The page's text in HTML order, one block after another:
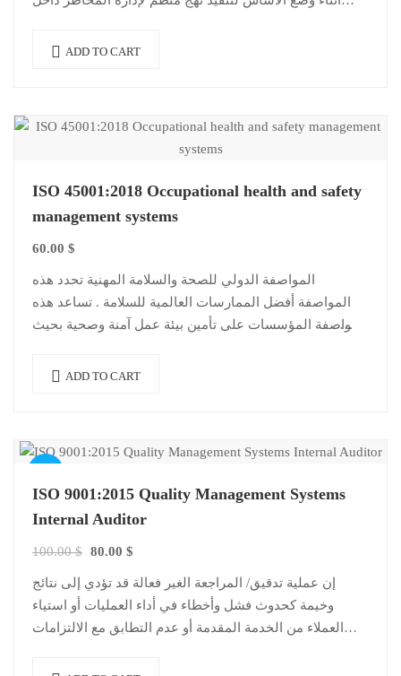
ADD TO CART
ISO 45001:2018 Occupational health and safety
management systems
60.00 $
المواصفة الدولي للصحة والسلامة المهنية تحدد هذه
المواصفة أفضل الممارسات العالمية للسلامة . تساعد هذه
المواصفة المؤسسات على تأمين بيئة عمل آمنة وصحية بحيث
ADD TO CART
ISO 9001:2015 Quality Management Systems
Internal Auditor
100.00$ Original
was:
100.00 $.
80.00 $
price
is:
80.00 $.
إن عملية تدقيق/ المراجعة الغير فعالة قد تؤدي إلى نتائج
وخيمة كحدوث فشل وأخطاء في أداء العمليات أو استياء
العملاء من الخدمة المقدمة أو عدم التطابق مع الالتزامات